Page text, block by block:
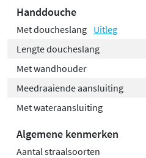
Handdouche
Met doucheslang Uitleg
Lengte doucheslang
Met wandhouder
Meedraaiende aansluiting
Met wateraansluiting
Algemene kenmerken
Aantal straalsoorten